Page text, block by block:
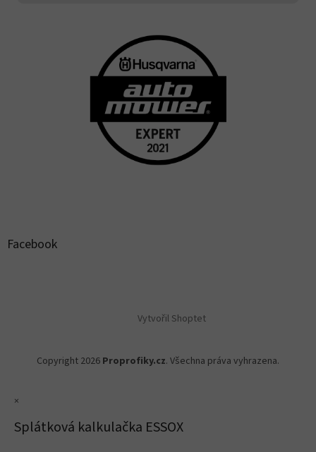
Facebook
Vytvořil Shoptet
Copyright 2026 Proprofiky.cz. Všechna práva vyhrazena.
×
Splátková kalkulačka ESSOX